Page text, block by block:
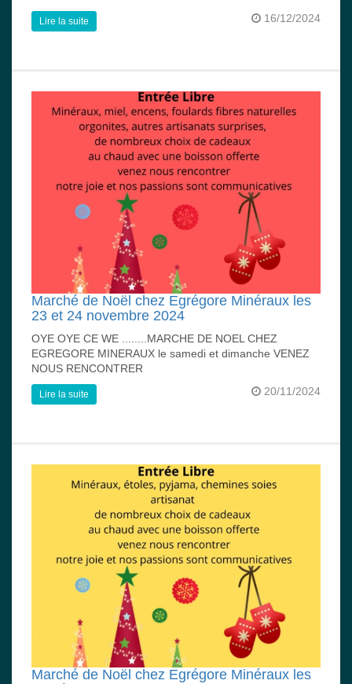
16/12/2024
Lire la suite
Marché de Noël chez Egrégore Minéraux les
23 et 24 novembre 2024
OYE OYE CE WE ........MARCHE DE NOEL CHEZ
EGREGORE MINERAUX le samedi et dimanche VENEZ
NOUS RENCONTRER
20/11/2024
Lire la suite
Marché de Noël chez Egrégore Minéraux les